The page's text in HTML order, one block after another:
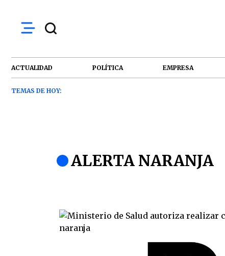
ACTUALIDAD POLÍTICA EMPRESA
TEMAS DE HOY:
ALERTA NARANJA